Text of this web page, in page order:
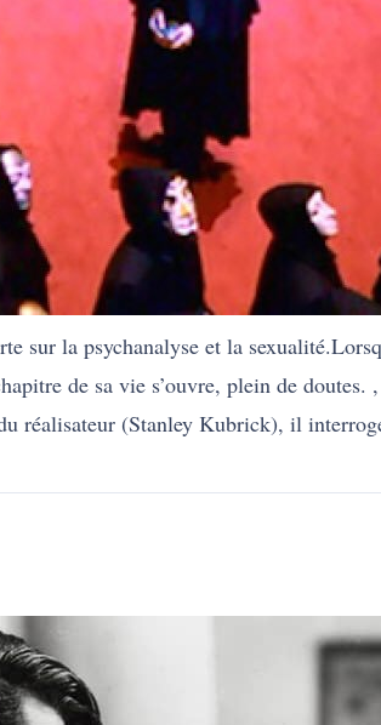
sur la psychanalyse et la
de sa vie s’ouvre, plein de
réalisateur (Stanley Kubrick), il